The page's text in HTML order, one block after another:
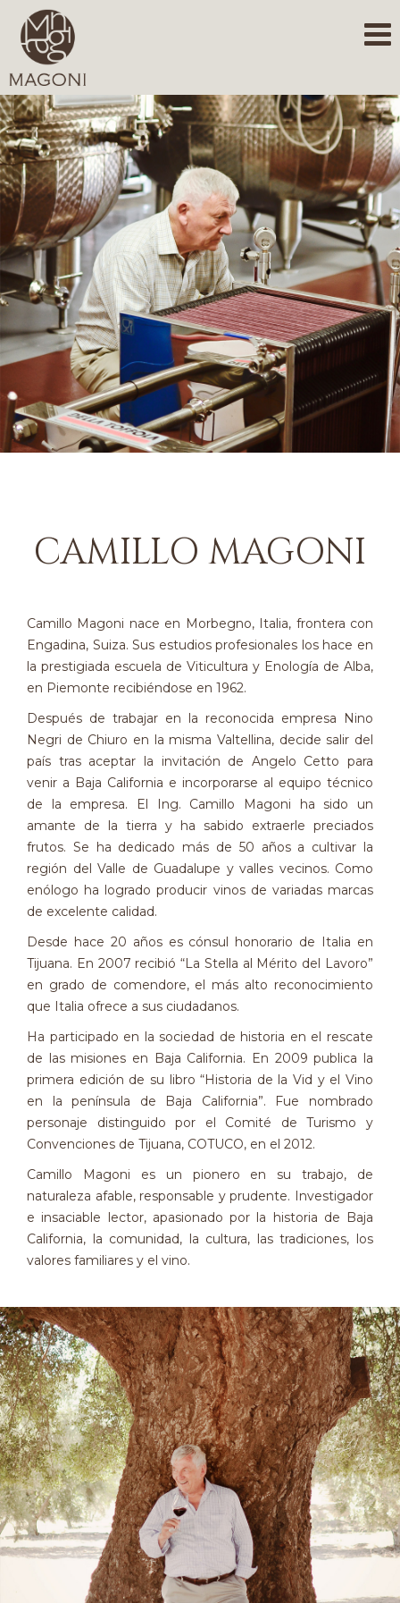
CAMILLO MAGONI
Camillo Magoni nace en Morbegno, Italia, frontera con
Engadina, Suiza. Sus estudios profesionales los hace en
la prestigiada escuela de Viticultura y Enología de Alba,
en Piemonte recibiéndose en 1962.
Después de trabajar en la reconocida empresa Nino
Negri de Chiuro en la misma Valtellina, decide salir del
país tras aceptar la invitación de Angelo Cetto para
venir a Baja California e incorporarse al equipo técnico
de la empresa. El Ing. Camillo Magoni ha sido un
amante de la tierra y ha sabido extraerle preciados
frutos. Se ha dedicado más de 50 años a cultivar la
región del Valle de Guadalupe y valles vecinos. Como
enólogo ha logrado producir vinos de variadas marcas
de excelente calidad.
Desde hace 20 años es cónsul honorario de Italia en
Tijuana. En 2007 recibió “La Stella al Mérito del Lavoro”
en grado de comendore, el más alto reconocimiento
que Italia ofrece a sus ciudadanos.
Ha participado en la sociedad de historia en el rescate
de las misiones en Baja California. En 2009 publica la
primera edición de su libro “Historia de la Vid y el Vino
en la península de Baja California”. Fue nombrado
personaje distinguido por el Comité de Turismo y
Convenciones de Tijuana, COTUCO, en el 2012.
Camillo Magoni es un pionero en su trabajo, de
naturaleza afable, responsable y prudente. Investigador
e insaciable lector, apasionado por la historia de Baja
California, la comunidad, la cultura, las tradiciones, los
valores familiares y el vino.